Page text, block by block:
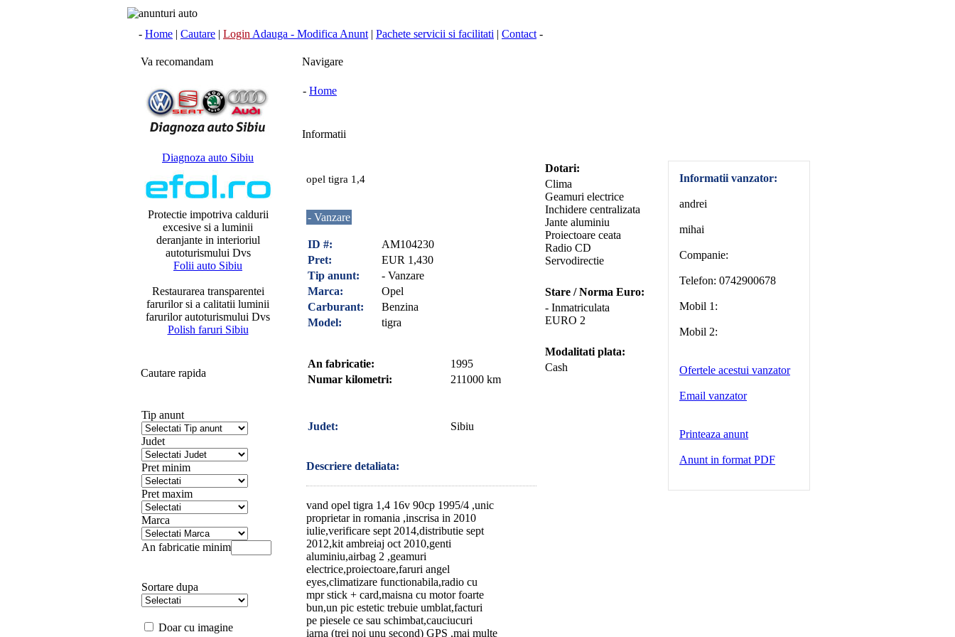
- Home | Cautare | Login Adauga - Modifica Anunt | Pachete servicii si facilitati | Contact -
Va recomandam
Diagnoza auto Sibiu
Protectie impotriva caldurii
excesive si a luminii
deranjante in interioriul
autoturismului Dvs
Folii auto Sibiu
Restaurarea transparentei
farurilor si a calitatii luminii
farurilor autoturismului Dvs
Polish faruri Sibiu
Cautare rapida
Tip anunt
Judet
Pret minim
Pret maxim
Marca
An fabricatie minim
Sortare dupa
Doar cu imagine
Navigare
- Home
Informatii
opel tigra 1,4
- Vanzare
ID #:
AM104230
Pret:
EUR 1,430
Tip anunt:
- Vanzare
Marca:
Opel
Carburant:
Benzina
Model:
tigra
An fabricatie:
1995
Numar kilometri:
211000 km
Judet: Sibiu
Descriere detaliata:
vand opel tigra 1,4 16v 90cp 1995/4 ,unic
proprietar in romania ,inscrisa in 2010
iulie,verificare sept 2014,distributie sept
2012,kit ambreiaj oct 2010,genti
aluminiu,airbag 2 ,geamuri
electrice,proiectoare,faruri angel
eyes,climatizare functionabila,radio cu
mpr stick + card,maisna cu motor foarte
bun,un pic estetic trebuie umblat,facturi
pe piesele ce sau schimbat,cauciucuri
iarna (trei noi unu second) GPS ,mai multe
Dotari:
Clima
Geamuri electrice
Inchidere centralizata
Jante aluminiu
Proiectoare ceata
Radio CD
Servodirectie
Stare / Norma Euro:
- Inmatriculata
EURO 2
Modalitati plata:
Cash
Informatii vanzator:
andrei
mihai
Companie:
Telefon: 0742900678
Mobil 1:
Mobil 2:
Ofertele acestui vanzator
Email vanzator
Printeaza anunt
Anunt in format PDF